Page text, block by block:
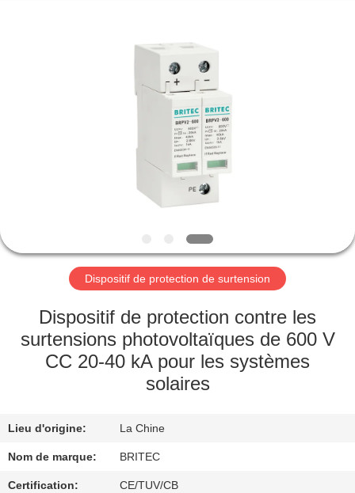
DE
NOUS
VISITE
D'USINE
LA
QUALITÉ
Dispositif de protection de surtension
Dispositif de protection contre les
surtensions photovoltaïques de 600 V
CC 20-40 kA pour les systèmes
solaires
Lieu d'origine: La Chine
Nom de marque: BRITEC
Certification: CE/TUV/CB